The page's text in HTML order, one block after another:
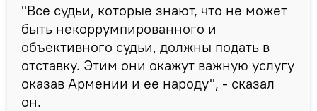
"Все судьи, которые знают, что не может
быть некоррумпированного и
объективного судьи, должны подать в
отставку. Этим они окажут важную услугу
оказав Армении и ее народу", - сказал
он.